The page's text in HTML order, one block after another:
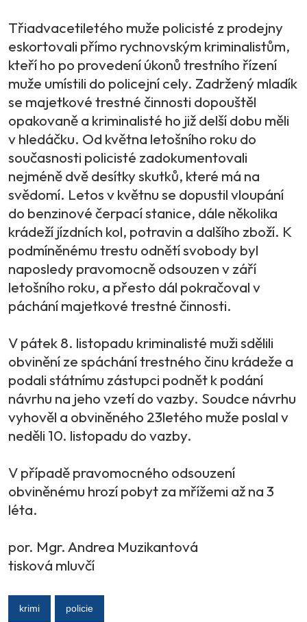
Třiadvacetiletého muže policisté z prodejny
eskortovali přímo rychnovským kriminalistům,
kteří ho po provedení úkonů trestního řízení
muže umístili do policejní cely. Zadržený mladík
se majetkové trestné činnosti dopouštěl
opakovaně a kriminalisté ho již delší dobu měli
v hledáčku. Od května letošního roku do
současnosti policisté zadokumentovali
nejméně dvě desítky skutků, které má na
svědomí. Letos v květnu se dopustil vloupání
do benzinové čerpací stanice, dále několika
krádeží jízdních kol, potravin a dalšího zboží. K
podmíněnému trestu odnětí svobody byl
naposledy pravomocně odsouzen v září
letošního roku, a přesto dál pokračoval v
páchání majetkové trestné činnosti.
V pátek 8. listopadu kriminalisté muži sdělili
obvinění ze spáchání trestného činu krádeže a
podali státnímu zástupci podnět k podání
návrhu na jeho vzetí do vazby. Soudce návrhu
vyhověl a obviněného 23letého muže poslal v
neděli 10. listopadu do vazby.
V případě pravomocného odsouzení
obviněnému hrozí pobyt za mřížemi až na 3
léta.
por. Mgr. Andrea Muzikantová
tisková mluvčí
krimi policie